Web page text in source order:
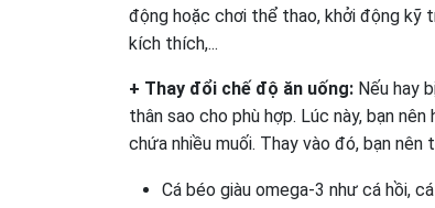
động hoặc chơi thể thao, khởi động kỹ
kích thích,...
+ Thay đổi chế độ ăn uống: Nếu hay
thân sao cho phù hợp. Lúc này, bạn
chứa nhiều muối. Thay vào đó, bạn
Cá béo giàu omega-3 như cá hồi,